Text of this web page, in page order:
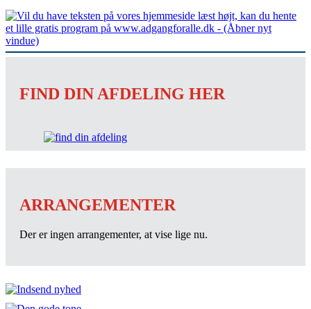
FIND DIN AFDELING HER
ARRANGEMENTER
Der er ingen arrangementer, at vise lige nu.